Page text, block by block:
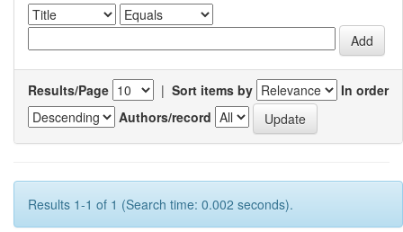
Results/Page | Sort items by
In order
Authors/record
Results 1-1 of 1 (Search time: 0.002 seconds).